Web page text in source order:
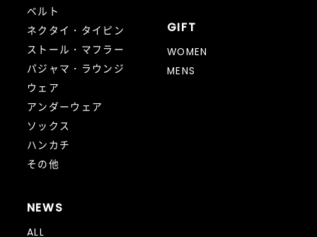
ベルト
ネクタイ・タイピン
ストール・マフラー
パジャマ・ラウンジ
ウェア
アンダーウェア
ソックス
ハンカチ
その他
NEWS
ALL
GIFT
WOMEN
MENS